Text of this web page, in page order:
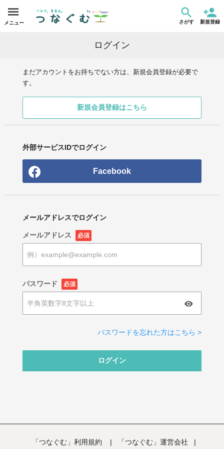
メニュー さがす 新規登録
ログイン
まだアカウントをお持ちでない方は、新規会員登録が必要で
す。
新規会員登録はこちら
外部サービスIDでログイン
Facebook
メールアドレスでログイン
メールアドレス 必須
パスワード 必須
パスワードを忘れた方はこちら >
ログイン
「つなぐむ」利用規約 | 「つなぐむ」運営会社 |